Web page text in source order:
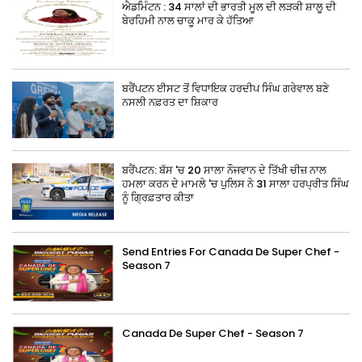
ਐਡਮਿੰਟਨ : 34 ਸਾਲਾਂ ਦੀ ਭਾਰਤੀ ਮੂਲ ਦੀ ਲੜਕੀ ਸ਼ਾਲੂ ਦੀ
ਬੇਰਹਿਮੀ ਨਾਲ ਚਾਕੂ ਮਾਰ ਕੇ ਹੱਤਿਆ
ਬਰੈਂਪਟਨ ਈਸਟ ਤੋਂ ਵਿਧਾਇਕ ਹਰਦੀਪ ਸਿੰਘ ਗਰੇਵਾਲ ਬਣੇ
ਨਸਲੀ ਨਫ਼ਰਤ ਦਾ ਸ਼ਿਕਾਰ
ਬਰੈਂਪਟਨ: ਬੱਸ 'ਚ 20 ਸਾਲਾ ਨੌਜਵਾਨ ਦੇ ਤਿੱਖੀ ਚੀਜ਼ ਨਾਲ
ਹਮਲਾ ਕਰਨ ਦੇ ਮਾਮਲੇ 'ਚ ਪੁਲਿਸ ਨੇ 31 ਸਾਲਾ ਹਰਪ੍ਰੀਤ ਸਿੰਘ
ਨੂੰ ਗ੍ਰਿਫ਼ਤਾਰ ਕੀਤਾ
Send Entries For Canada De Super Chef -
Season 7
Canada De Super Chef - Season 7